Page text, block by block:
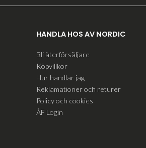
HANDLA HOS AV NORDIC
Bli återförsäljare
Köpvillkor
Hur handlar jag
Reklamationer och returer
Policy och cookies
ÅF Login